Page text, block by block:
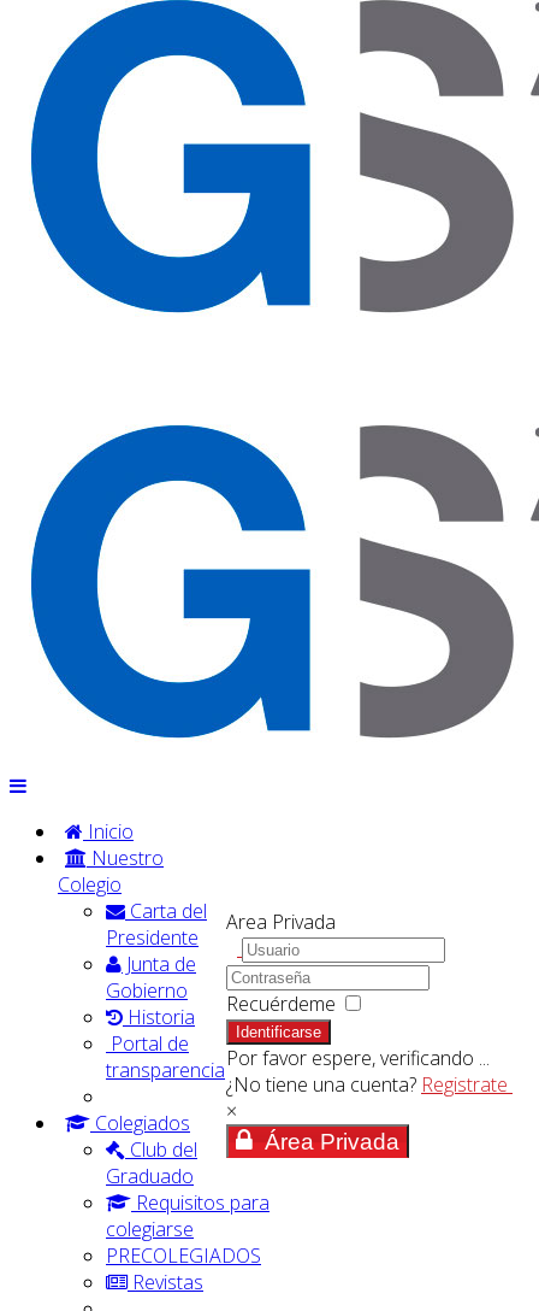
Area Privada
Recuérdeme
Identificarse
Por favor espere, verificando ...
¿No tiene una cuenta? Registrate
×
Área Privada
Inicio
Nuestro
Colegio
Carta del
Presidente
Junta de
Gobierno
Historia
Portal de
transparencia
Colegiados
Club del
Graduado
Requisitos para
colegiarse
PRECOLEGIADOS
Revistas